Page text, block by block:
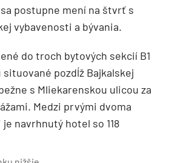
postupne mení na štvrť s
vybavenosti a bývania.
do troch bytových sekcií B1
situované pozdĺž Bajkalskej
s Mliekarenskou ulicou za
Medzi prvými dvoma
navrhnutý hotel so 118